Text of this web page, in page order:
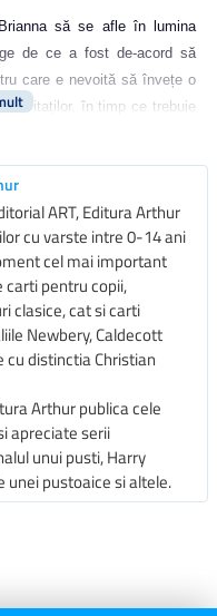
ART, Editura Arthur
cu varste intre 0-14 ani
cel mai important
carti pentru copii,
clasice, cat si carti
Newbery, Caldecott
distinctia Christian
Arthur publica cele
apreciate serii
unui pusti, Harry
unei pustoaice si altele.
să se afle în lumina
de ce a fost de-acord să
care e nevoită să învețe o
invitaților, în timp ce trebuie
deTerri Libenson, este o
și adolescenți cu vârste
tipice vârstei:
propriei identități.